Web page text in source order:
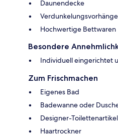
Daunendecke
Verdunkelungsvorhänge
Hochwertige Bettwaren
Besondere
Individuell eingerichtet
Zum Frischmachen
Eigenes Bad
Badewanne oder
Designer-Toilettenartikel
Haartrockner